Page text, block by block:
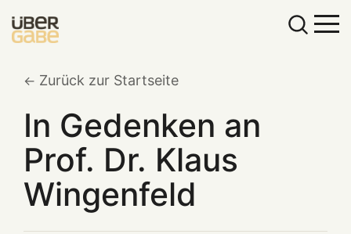
Zurück zur Startseite
In Gedenken an
Prof. Dr. Klaus
Wingenfeld